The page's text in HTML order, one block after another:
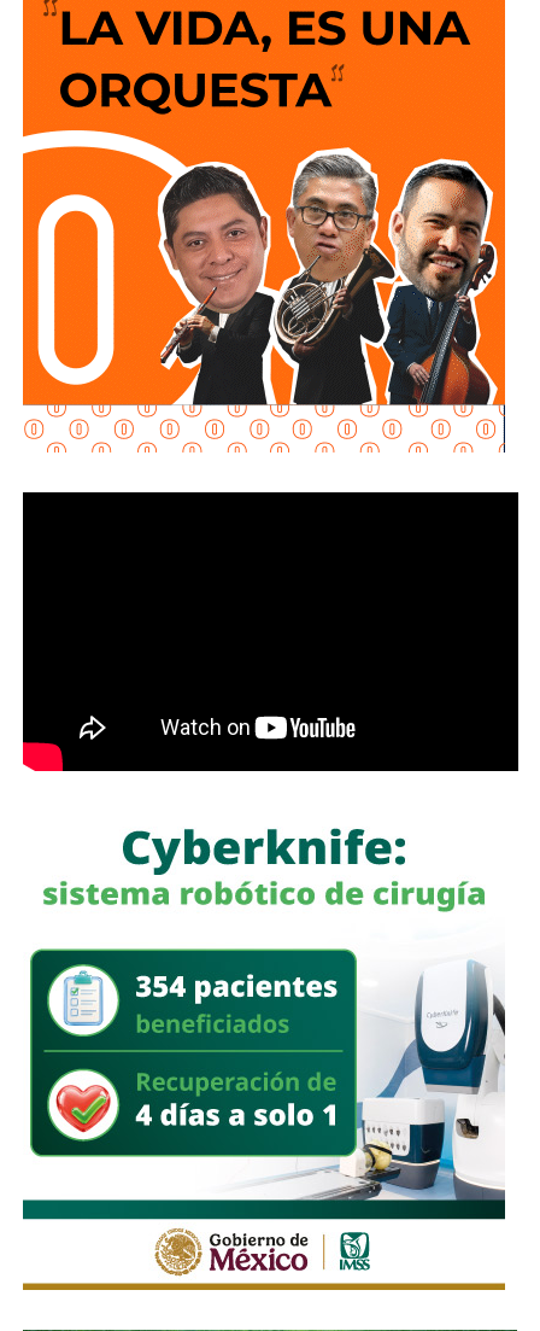
El consorcio Aquos El Realito, operador del acueducto que
ha fallado al menos 73 veces desde 2021 y dejado 277
días sin agua a las colonias que dependen de él,
pertenece a dos de los grupos empresariales más
grandes de México: uno controlado por el magnateCarlos
Slim, y otro por el financiero regiomontano
David
Martínez Guzmán, en sociedad con la cúpula deGrupo
Aquos El Realito es una sociedad integrada porAqualia
Gestión Integral de Agua(44%) yAqualia
Infraestructura(5%), filiales del grupo españolFCC;
Conoinsa
(50.999%), filial deEmpresas ICA ; yServicios
de Agua Trident(0.001%), filial de la japonesaMitsui.
Históricamente propiedad de la familia Koplowitz,FCC se
consolidó como una de las constructoras más
importantes de España
, pero fue acumulando una deuda
que la dejó al borde de la quiebra a mediados de la década
pasada, hasta queel ingeniero Slim inyectó el capital
necesario para salvar a la compañía y convertirse en
su principal accionista. Desde su llegada, se han hecho
con proyectos de la talla de la remodelación delEstadio